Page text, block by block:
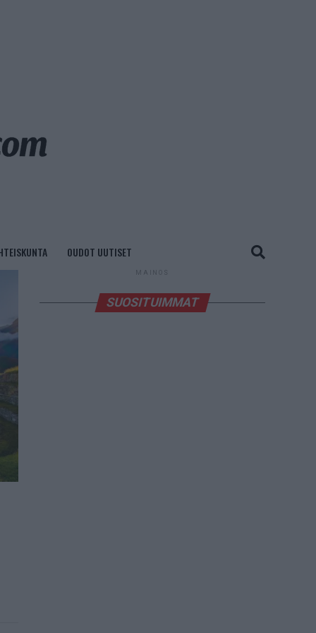
OUDOT UUTISET
MAINOS
SUOSITUIMMAT